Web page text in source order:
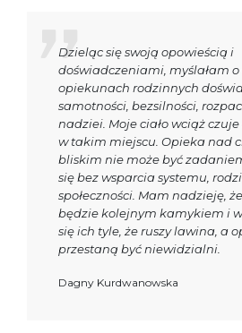
Dzieląc się swoją opowieścią i
doświadczeniami, myślałam o
opiekunach rodzinnych
samotności, bezsilności,
nadziei. Moje ciało wciąż czuje
w takim miejscu. Opieka nad
bliskim nie może być
się bez wsparcia systemu,
społeczności. Mam nadzieję,
będzie kolejnym kamykiem i
się ich tyle, że ruszy lawina, a
przestaną być niewidzialni.
Dagny Kurdwanowska